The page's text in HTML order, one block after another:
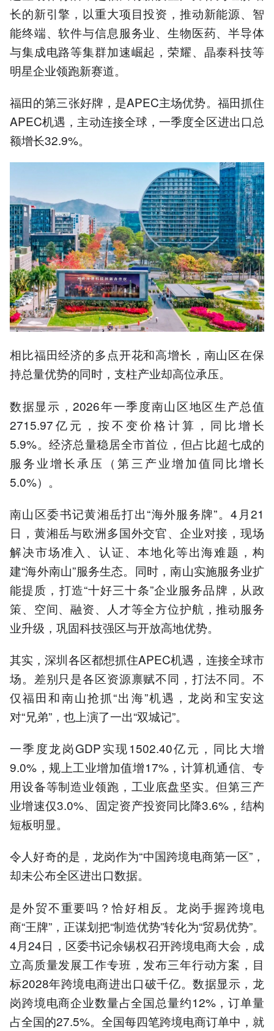
长的新引擎，以重大项目投资，推动新能源、智
能终端、软件与信息服务业、生物医药、半导体
与集成电路等集群加速崛起，荣耀、晶泰科技等
明星企业领跑新赛道。
福田的第三张好牌，是APEC主场优势。福田抓住
APEC机遇，主动连接全球，一季度全区进出口总
额增长32.9%。
相比福田经济的多点开花和高增长，南山区在保
持总量优势的同时，支柱产业却高位承压。
数据显示，2026年一季度南山区地区生产总值
2715.97亿元，按不变价格计算，同比增长
5.9%。经济总量稳居全市首位，但占比超七成的
服务业增长承压（第三产业增加值同比增长
5.0%）。
南山区委书记黄湘岳打出“海外服务牌”。4月21
日，黄湘岳与欧洲多国外交官、企业对接，现场
解决市场准入、认证、本地化等出海难题，构
建“海外南山”服务生态。同时，南山实施服务业扩
能提质，打造“十好三十条”企业服务品牌，从政
策、空间、融资、人才等全方位护航，推动服务
业升级，巩固科技强区与开放高地优势。
其实，深圳各区都想抓住APEC机遇，连接全球市
场。差别只是各区资源禀赋不同，打法不同。不
仅福田和南山抢抓“出海”机遇，龙岗和宝安这
对“兄弟”，也上演了一出“双城记”。
一季度龙岗GDP实现1502.40亿元，同比大增
9.0%，规上工业增加值增17%，计算机通信、专
用设备等制造业领跑，工业底盘坚实。但第三产
业增速仅3.0%、固定资产投资同比降3.6%，结构
短板明显。
令人好奇的是，龙岗作为“中国跨境电商第一区”，
却未公布全区进出口数据。
是外贸不重要吗？恰好相反。龙岗手握跨境电
商“王牌”，正谋划把“制造优势”转化为“贸易优势”。
4月24日，区委书记余锡权召开跨境电商大会，成
立高质量发展工作专班，发布三年行动方案，目
标2028年跨境电商进出口破千亿。数据显示，龙
岗跨境电商企业数量占全国总量约12%，订单量
占全国的27.5%。全国每四笔跨境电商订单中，就